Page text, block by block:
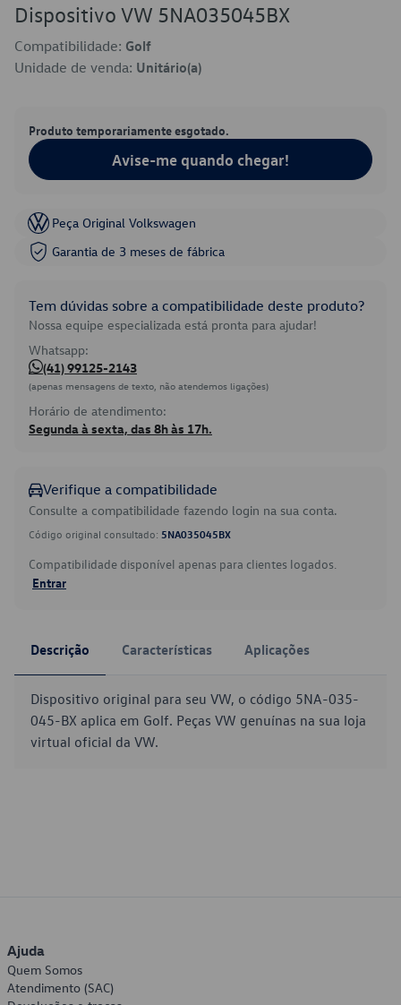
Dispositivo VW 5NA035045BX
Compatibilidade: Golf
Unidade de venda: Unitário(a)
Produto temporariamente esgotado.
Avise-me quando chegar!
Peça Original Volkswagen
Garantia de 3 meses de fábrica
Tem dúvidas sobre a compatibilidade deste produto?
Nossa equipe especializada está pronta para ajudar!
Whatsapp:
(41) 99125-2143
(apenas mensagens de texto, não atendemos ligações)
Horário de atendimento:
Segunda à sexta, das 8h às 17h.
Verifique a compatibilidade
Consulte a compatibilidade fazendo login na sua conta.
Código original consultado: 5NA035045BX
Compatibilidade disponível apenas para clientes logados.
Entrar
Descrição Características Aplicações
Dispositivo original para seu VW, o código 5NA-035-
045-BX aplica em Golf. Peças VW genuínas na sua loja
virtual oficial da VW.
Ajuda
Quem Somos
Atendimento (SAC)